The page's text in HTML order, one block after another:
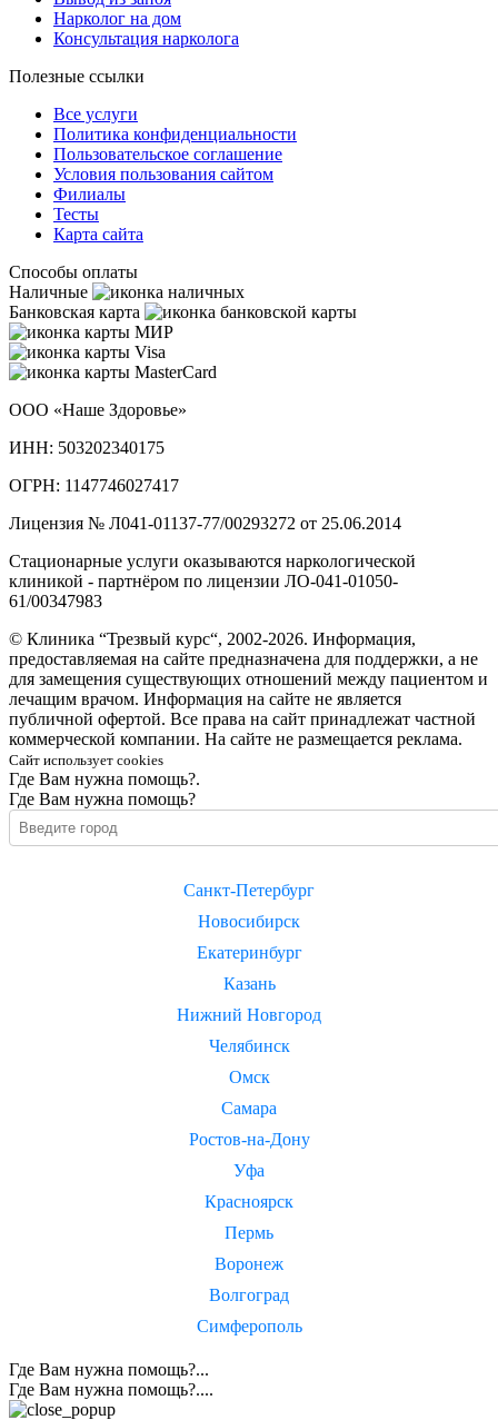
Нарколог на дом
Консультация нарколога
Полезные ссылки
Все услуги
Политика конфиденциальности
Пользовательское cоглашение
Условия пользования сайтом
Филиалы
Тесты
Карта сайта
Способы оплаты
Наличные
Банковская карта
ООО «Наше Здоровье»
ИНН: 503202340175
ОГРН: 1147746027417
Лицензия № Л041-01137-77/00293272 от 25.06.2014
Стационарные услуги оказываются наркологической
клиникой - партнёром по лицензии ЛО-041-01050-
61/00347983
© Клиника “Трезвый курс“, 2002-2026. Информация,
предоставляемая на сайте предназначена для поддержки, а не
для замещения существующих отношений между пациентом и
лечащим врачом. Информация на сайте не является
публичной офертой. Все права на сайт принадлежат частной
коммерческой компании. На сайте не размещается реклама.
Сайт использует cookies
Где Вам нужна помощь?.
Где Вам нужна помощь?
Санкт-Петербург
Новосибирск
Екатеринбург
Казань
Нижний Новгород
Челябинск
Омск
Самара
Ростов-на-Дону
Уфа
Красноярск
Пермь
Воронеж
Волгоград
Симферополь
Где Вам нужна помощь?...
Где Вам нужна помощь?....